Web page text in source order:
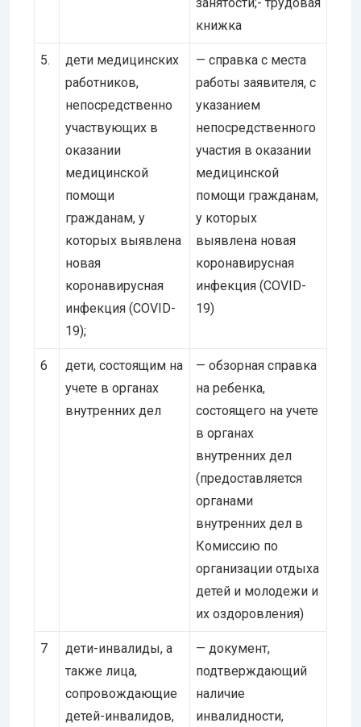
книжка
5.
дети медицинских
работников,
непосредственно
участвующих в
оказании
медицинской
помощи
гражданам, у
которых выявлена
новая
коронавирусная
инфекция (COVID-
19);
— справка с места
работы заявителя, с
указанием
непосредственного
участия в оказании
медицинской
помощи гражданам,
у которых
выявлена новая
коронавирусная
инфекция (COVID-
19)
6
дети, состоящим на
учете в органах
внутренних дел
— обзорная справка
на ребенка,
состоящего на учете
в органах
внутренних дел
(предоставляется
органами
внутренних дел в
Комиссию по
организации отдыха
детей и молодежи и
их оздоровления)
7
дети-инвалиды, а
также лица,
сопровождающие
детей-инвалидов,
— документ,
подтверждающий
наличие
инвалидности,